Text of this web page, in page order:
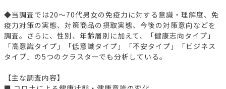
◆当調査では20～70代男女の免疫力に対する意識・理解度、免
疫力対策の実態、対策商品の摂取実態、今後の対策意向などを
調査。さらに、性別、年齢層別に加えて、「健康志向タイプ」
「高意識タイプ」「低意識タイプ」「不安タイプ」「ビジネス
タイプ」の5つのクラスターでも分析している。
【主な調査内容】